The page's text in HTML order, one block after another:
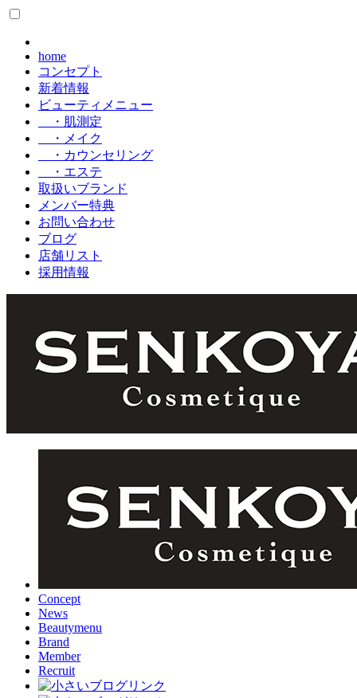
home
コンセプト
新着情報
ビューティメニュー
・肌測定
・メイク
・カウンセリング
・エステ
取扱いブランド
メンバー特典
お問い合わせ
ブログ
店舗リスト
採用情報
Concept
News
Beautymenu
Brand
Member
Recruit